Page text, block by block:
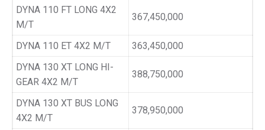
DYNA 110 FT LONG 4X2
M/T
367,450,000
DYNA 110 ET 4X2 M/T
363,450,000
DYNA 130 XT LONG HI-
GEAR 4X2 M/T
388,750,000
DYNA 130 XT BUS LONG
4X2 M/T
378,950,000